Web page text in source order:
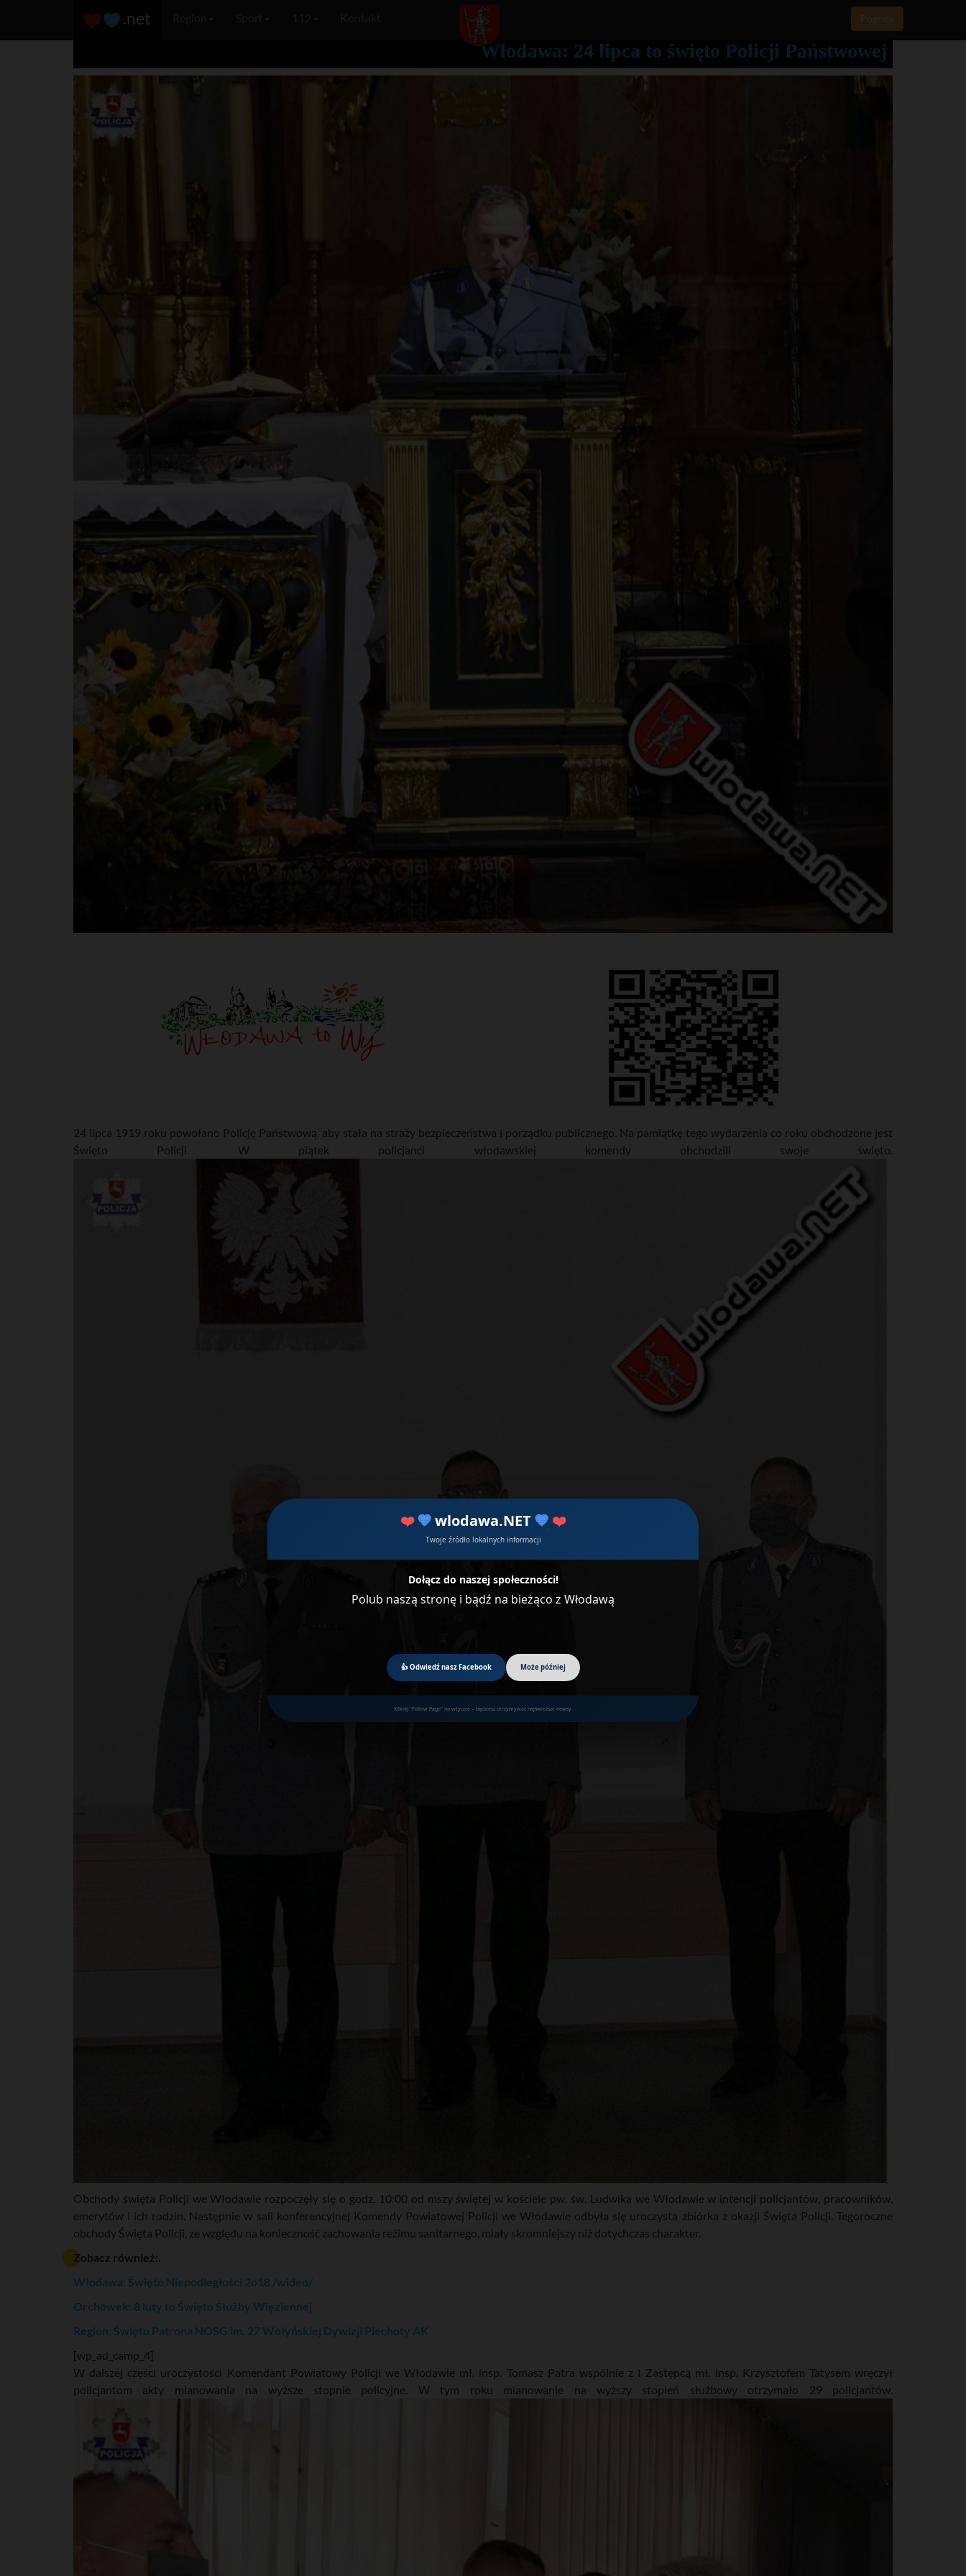
.net Pogoda
❤️ 💙wlodawa.NET 💙 ❤️
Twoje źródło lokalnych informacji
Dołącz do naszej społeczności!
Polub naszą stronę i bądź na bieżąco z Włodawą
👍 Odwiedź nasz Facebook Może później
Kliknij "Follow Page" na wtyczce – będziesz otrzymywać najświeższe newsy.
Włodawa: 24 lipca to święto Policji Państwowej
24 lipca 1919 roku powołano Policję Państwową, aby stała na straży bezpieczeństwa i porządku publicznego. Na pamiątkę tego wydarzenia co roku obchodzone jest
Święto Policji. W piątek policjanci włodawskiej komendy obchodzili swoje święto.
Obchody święta Policji we Włodawie rozpoczęły się o godz. 10:00 od mszy świętej w kościele pw. św. Ludwika we Włodawie w intencji policjantów, pracowników,
emerytów i ich rodzin. Następnie w sali konferencyjnej Komendy Powiatowej Policji we Włodawie odbyła się uroczysta zbiórka z okazji Święta Policji. Tegoroczne
obchody Święta Policji, ze względu na konieczność zachowania reżimu sanitarnego, miały skromniejszy niż dotychczas charakter.
Zobacz również:.
Włodawa: Święto Niepodległości 2o18 /wideo/
Orchówek: 8 luty to Święto Służby Więziennej
Region: Święto Patrona NOSG im. 27 Wołyńskiej Dywizji Piechoty AK
[wp_ad_camp_4]
W dalszej części uroczystości Komendant Powiatowy Policji we Włodawie mł. insp. Tomasz Patra wspólnie z I Zastępcą mł. insp. Krzysztofem Tatysem wręczył
policjantom akty mianowania na wyższe stopnie policyjne. W tym roku mianowanie na wyższy stopień służbowy otrzymało 29 policjantów.